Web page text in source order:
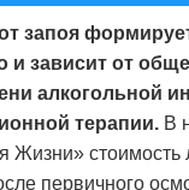
запоя
и зависит от
алкогольной
терапии. В
Жизни» стоимость
первичного